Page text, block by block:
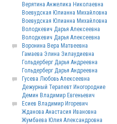
Верятина Анжелика Николаевна
Воевудская Юлианна Михайловна
Воевудская Юлианна Михайловна
Володкевич Дарья Алексеевна
Володкевич Дарья Алексеевна
Воронина Вера Матвеевна
Гамаева Элина Зилаудиевна
Гольдерберг Дарья Андреевна
Гольдерберг Дарья Андреевна
Гусева Любовь Алексеевна
Дежурный Терапевт Иногородние
Демин Владимир Евгеньевич
Есиев Владимир Игоревич
Жданова Анастасия Ивановна
Жумбаева Юлия Александровна